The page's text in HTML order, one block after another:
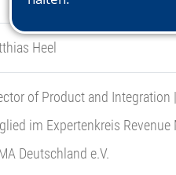
Heel
of Product and Integration
im Expertenkreis Revenue
Deutschland e.V.